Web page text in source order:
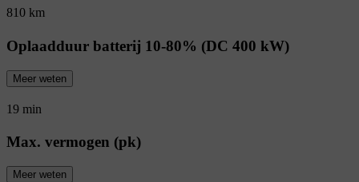
810 km
Oplaadduur batterij 10-80% (DC 400 kW)
Meer weten
19 min
Max. vermogen (pk)
Meer weten